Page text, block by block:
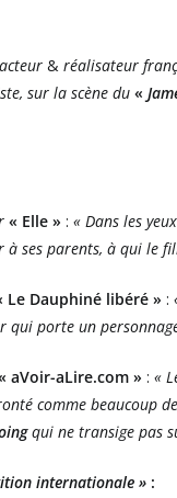
acteur & réalisateur
sur la scène du «
« Elle » : « Dans les
ses parents, à qui le
Le Dauphiné libéré » :
qui porte un
aVoir-aLire.com » : «
comme beaucoup
qui ne transige pas
internationale » :